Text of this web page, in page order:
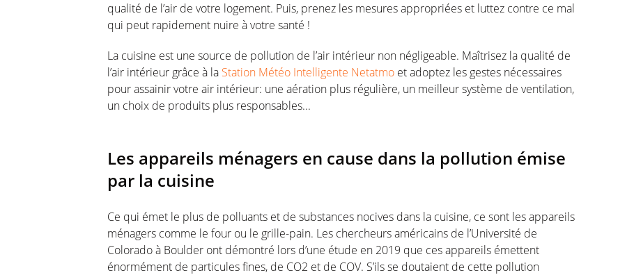
qualité de l’air de votre logement. Puis, prenez les mesures appropriées et luttez contre ce mal
qui peut rapidement nuire à votre santé !
La cuisine est une source de pollution de l’air intérieur non négligeable. Maîtrisez la qualité de
l’air intérieur grâce à la Station Météo Intelligente Netatmo et adoptez les gestes nécessaires
pour assainir votre air intérieur: une aération plus régulière, un meilleur système de ventilation,
un choix de produits plus responsables...
Les appareils ménagers en cause dans la pollution émise
par la cuisine
Ce qui émet le plus de polluants et de substances nocives dans la cuisine, ce sont les appareils
ménagers comme le four ou le grille-pain. Les chercheurs américains de l’Université de
Colorado à Boulder ont démontré lors d’une étude en 2019 que ces appareils émettent
énormément de particules fines, de CO2 et de COV. S’ils se doutaient de cette pollution